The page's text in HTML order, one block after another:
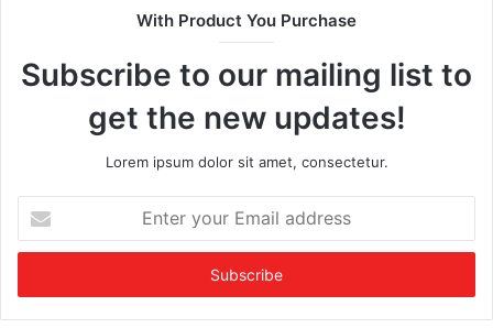
With Product You Purchase
Subscribe to our mailing list to
get the new updates!
Lorem ipsum dolor sit amet, consectetur.
t
r
y